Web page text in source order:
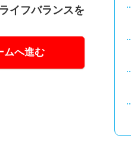
イフバランスを
ムへ進む